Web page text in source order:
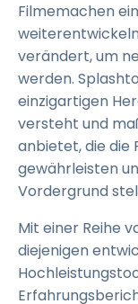
Filmemachen
verändert, um
werden.
einzigartigen
versteht und
anbietet, die die
gewährleisten
Vordergrund
Mit einer Reihe
diejenigen